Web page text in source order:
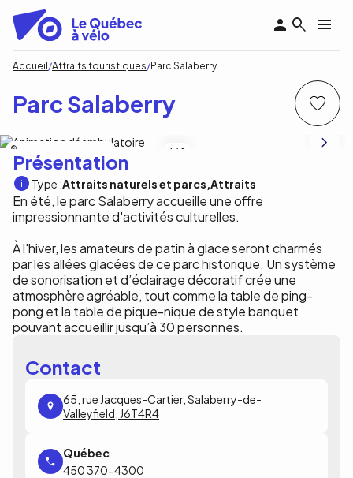
contenu
principal
Fil
d'Ariane
Accueil Attraits touristiques Parc Salaberry
Parc Salaberry
1 /4
Présentation
Type :Attraits naturels et parcs Attraits
En été, le parc Salaberry accueille une offre
impressionnante d'activités culturelles.
À l'hiver, les amateurs de patin à glace seront charmés
par les allées glacées de ce parc historique. Un système
de sonorisation et d’éclairage décoratif crée une
atmosphère agréable, tout comme la table de ping-
pong et la table de pique-nique de style banquet
pouvant accueillir jusqu’à 30 personnes.
Contact
65, rue Jacques-Cartier, Salaberry-de-
Valleyfield, J6T4R4
450 370-4300